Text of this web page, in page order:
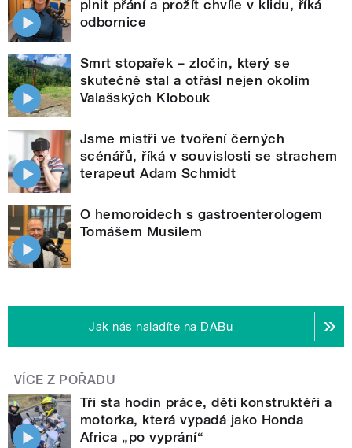
plnit přání a prožít chvíle v klidu, říká
odbornice
Smrt stopařek – zločin, který se
skutečně stal a otřásl nejen okolím
Valašských Klobouk
Jsme mistři ve tvoření černých
scénářů, říká v souvislosti se strachem
terapeut Adam Schmidt
O hemoroidech s gastroenterologem
Tomášem Musilem
Jak nás naladíte na DABu
VÍCE Z POŘADU
Tři sta hodin práce, děti konstruktéři a
motorka, která vypadá jako Honda
Africa „po vyprání“